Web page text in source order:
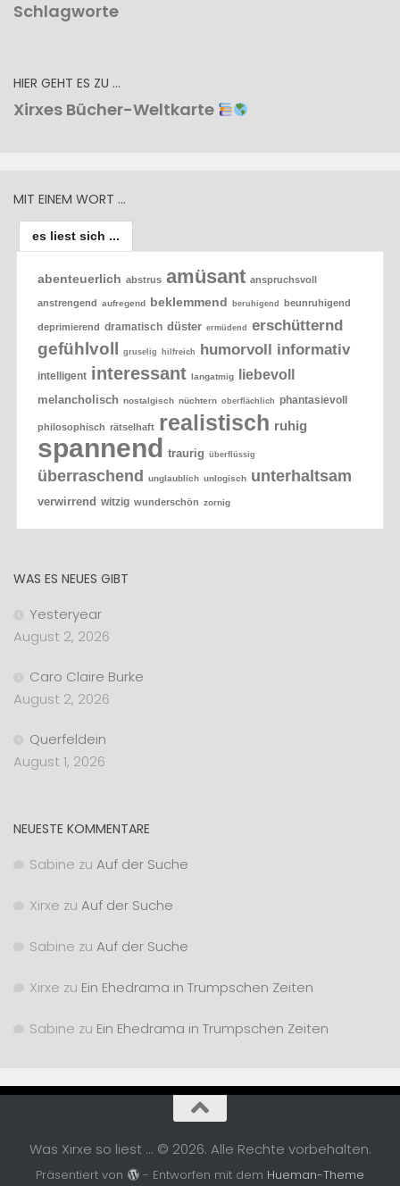
Schlagworte
HIER GEHT ES ZU …
Xirxes Bücher-Weltkarte
MIT EINEM WORT …
es liest sich ...
abenteuerlich abstrus amüsant anspruchsvoll
anstrengend aufregend beklemmend beruhigend beunruhigend
deprimierend dramatisch düster ermüdend erschütternd
gefühlvoll gruselig hilfreich humorvoll informativ
intelligent interessant langatmig liebevoll
melancholisch nostalgisch nüchtern oberflächlich phantasievoll
philosophisch rätselhaft realistisch ruhig
spannend traurig überflüssig
überraschend unglaublich unlogisch unterhaltsam
verwirrend witzig wunderschön zornig
WAS ES NEUES GIBT
Yesteryear
August 2, 2026
Caro Claire Burke
August 2, 2026
Querfeldein
August 1, 2026
NEUESTE KOMMENTARE
Sabine zu Auf der Suche
Xirxe zu Auf der Suche
Sabine zu Auf der Suche
Xirxe zu Ein Ehedrama in Trumpschen Zeiten
Sabine zu Ein Ehedrama in Trumpschen Zeiten
Was Xirxe so liest ... © 2026. Alle Rechte vorbehalten.
Präsentiert von - Entworfen mit dem Hueman-Theme